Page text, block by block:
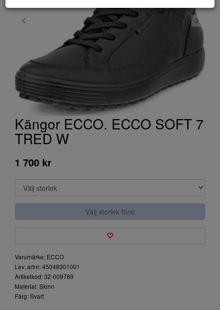
Kängor ECCO. ECCO SOFT 7
TRED W
1 700 kr
Välj storlek först
Varumärke: ECCO
Lev. artnr: 45049301001
Artikelkod: 32-009789
Material: Skinn
Färg: Svart